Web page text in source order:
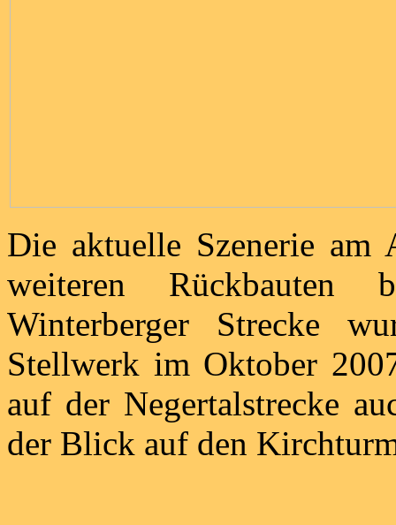
Die aktuelle Szenerie
weiteren Rückbauten
Winterberger Strecke
Stellwerk im Oktober
auf der Negertalstrecke
der Blick auf den